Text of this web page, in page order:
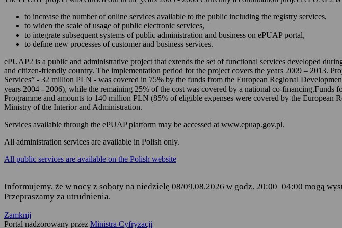
zarządzania Twoim kontem na ePUAP-ie,
korzystania z usług online udostępnionych na ePUAP-
składania podań i wniosków za pomocą formularzy
odbierania korespondencji doręczanej przez podmioty
Podstawę przetwarzania danych stanowią:
Rozporządzenie Parlamentu Europejskiego i Rady
fizycznych w związku z przetwarzaniem danych
Ustawa z dnia 17 lutego 2005 r. o informatyzacji
ust. 1 i 2,
Rozporządzenie Ministra Cyfryzacji z dnia 5
elektronicznej platformy usług administracji publicznej.
Odbiorcą Twoich danych jest Centralny Ośrodek Informatyki,
to increase the number of online services available to the public including the registry services,
to widen the scale of usage of public electronic services,
to integrate subsequent systems of public administration and business on ePUAP portal,
to define new processes of customer and business services.
ePUAP2 is a public and administrative project that extends the set of functional services developed
and citizen-friendly country. The implementation period for the project covers the years 2009 – 2013.
Services” - 32 million PLN - was covered in 75% by the funds from the European Regional
years 2004 - 2006), while the remaining 25% of the cost was covered by a national co-
Programme and amounts to 140 million PLN (85% of eligible expenses were covered by the
Ministry of the Interior and Administration.
Services available through the ePUAP platform may be accessed at www.epuap.gov.pl.
All administration services are available in Polish only.
All public services are available on the Polish website
Informujemy, że w nocy z soboty na niedzielę 08/09.08.2026 w godz. 20:00–04:00 mogą
Przepraszamy za utrudnienia.
Zamknij
Portal nadzorowany przez Ministra Cyfryzacji